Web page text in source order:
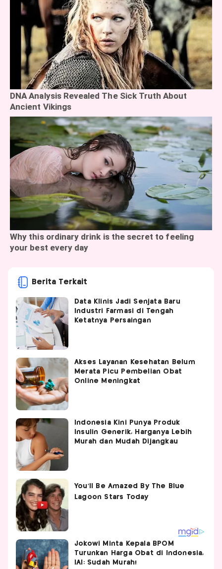
Berita Terkait
Data Klinis Jadi Senjata Baru
Industri Farmasi di Tengah
Ketatnya Persaingan
Akses Layanan Kesehatan Belum
Merata Picu Pembelian Obat
Online Meningkat
Indonesia Kini Punya Produk
Insulin Generik, Harganya Lebih
Murah dan Mudah Dijangkau
Jokowi Minta Kepala BPOM
Turunkan Harga Obat di Indonesia,
IAI: Sudah Murah!